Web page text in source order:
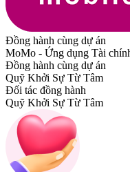
Đồng hành cùng dự án
MoMo - Ứng dụng Tài
Đồng hành cùng dự án
Quỹ Khởi Sự Từ Tâm
Đối tác đồng hành
Quỹ Khởi Sự Từ Tâm